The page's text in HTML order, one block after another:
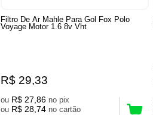
Filtro De Ar Mahle Para Gol Fox Polo
Voyage Motor 1.6 8v Vht
R$ 29,33
ou R$ 27,86
no pix
ou R$ 28,74 no cartão